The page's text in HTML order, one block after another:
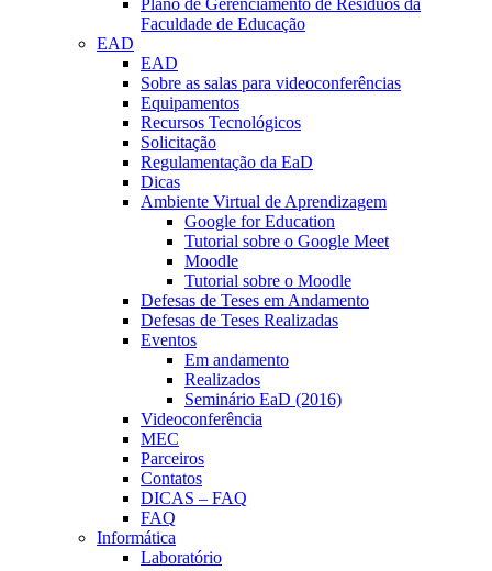
Plano de Gerenciamento de Resíduos da
Faculdade de Educação
EAD
EAD
Sobre as salas para videoconferências
Equipamentos
Recursos Tecnológicos
Solicitação
Regulamentação da EaD
Dicas
Ambiente Virtual de Aprendizagem
Google for Education
Tutorial sobre o Google Meet
Moodle
Tutorial sobre o Moodle
Defesas de Teses em Andamento
Defesas de Teses Realizadas
Eventos
Em andamento
Realizados
Seminário EaD (2016)
Videoconferência
MEC
Parceiros
Contatos
DICAS – FAQ
FAQ
Informática
Laboratório